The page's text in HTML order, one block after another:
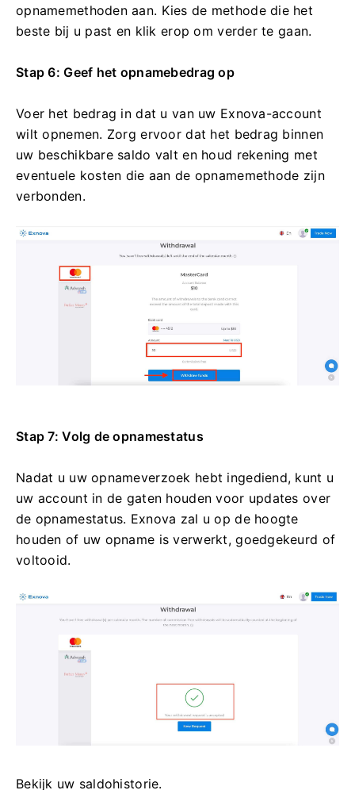
opnamemethoden aan. Kies de methode die het
beste bij u past en klik erop om verder te gaan.
Stap 6: Geef het opnamebedrag op
Voer het bedrag in dat u van uw Exnova-account
wilt opnemen. Zorg ervoor dat het bedrag binnen
uw beschikbare saldo valt en houd rekening met
eventuele kosten die aan de opnamemethode zijn
verbonden.
Stap 7: Volg de opnamestatus
Nadat u uw opnameverzoek hebt ingediend, kunt u
uw account in de gaten houden voor updates over
de opnamestatus. Exnova zal u op de hoogte
houden of uw opname is verwerkt, goedgekeurd of
voltooid.
Bekijk uw saldohistorie.